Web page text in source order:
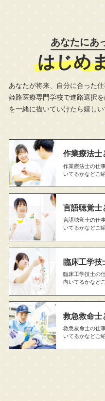
あなたにあ
はじめ
あなたが将来、自分に合った
姫路医療専門学校で進路選択
を一緒に描いていけたら嬉しい
作業療法士
作業療法士の仕
いてるかなどご
言語聴覚士
言語聴覚士の仕
いてるかなどご
臨床工学技
臨床工学技士の
向いてるかなど
救急救命士
救急救命士の仕
いてるかなどご